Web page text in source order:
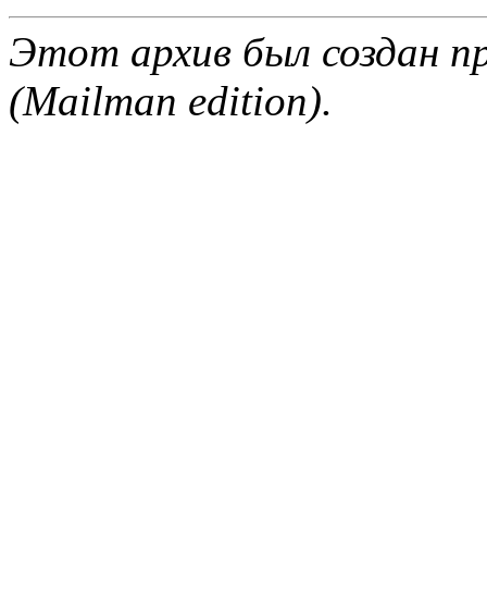
Этот архив был создан
(Mailman edition).